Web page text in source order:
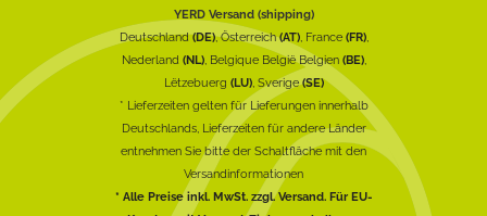
YERD Versand (shipping)
Deutschland(DE), Österreich(AT), France (FR),
Nederland (NL), Belgique België Belgien (BE),
Lëtzebuerg (LU), Sverige(SE)
* Lieferzeiten gelten für Lieferungen innerhalb
Deutschlands, Lieferzeiten für andere Länder
entnehmen Sie bitte der Schaltfläche mit den
Versandinformationen
* Alle Preise inkl. MwSt. zzgl. Versand. Für EU-